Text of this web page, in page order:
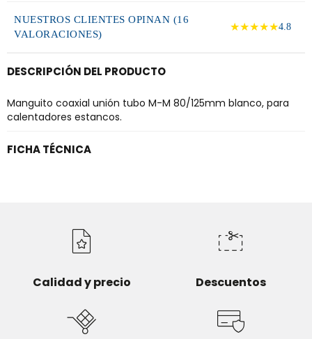
NUESTROS CLIENTES OPINAN (16
VALORACIONES)
★★★★★4.8
DESCRIPCIÓN DEL PRODUCTO
Manguito coaxial unión tubo M-M 80/125mm blanco, para
calentadores estancos.
FICHA TÉCNICA
Calidad y precio Descuentos